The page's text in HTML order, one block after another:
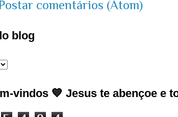
comentários (Atom)
blog
vindos 💙 Jesus te abençoe e